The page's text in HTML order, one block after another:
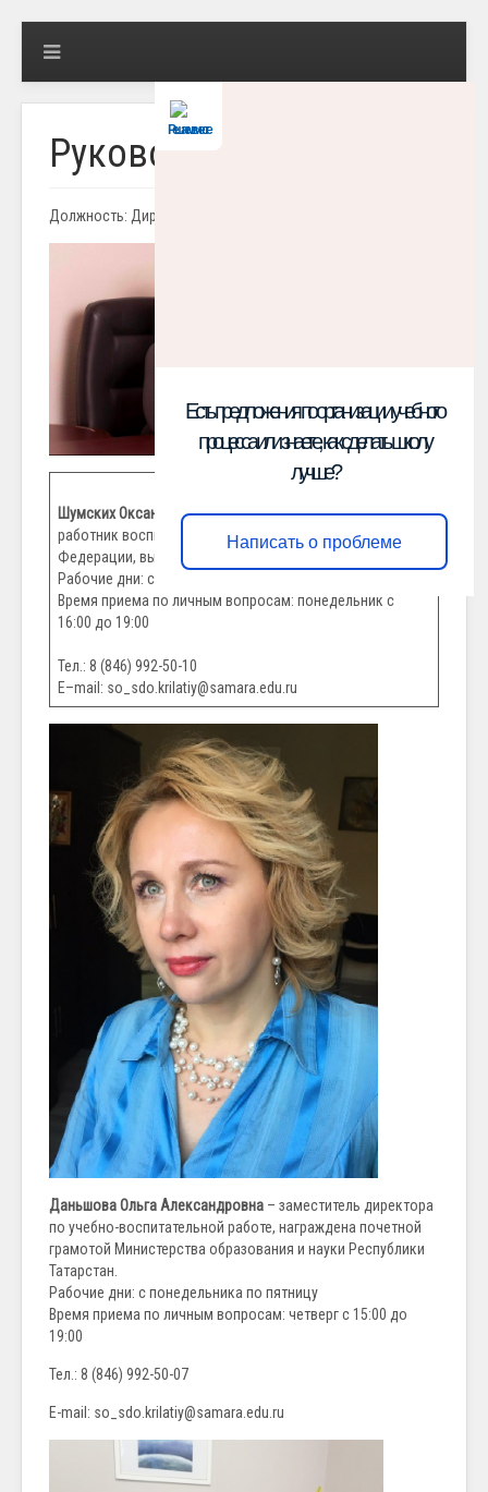
Решаем вместе
Есть предложения по организации учебного
процесса или знаете, как сделать школу
лучше?
Написать о проблеме
Руководство
Должность: Директор
Шумских Оксана Валериевна– директор, почетный
работник воспитания и просвещения Российской
Федерации, высшая категория.
Рабочие дни: с понедельника по пятницу.
Время приема по личным вопросам: понедельник с
16:00 до 19:00
Тел.: 8 (846) 992-50-10
E–mail: so_sdo.krilatiy@samara.edu.ru
Даньшова Ольга Александровна – заместитель директора
по учебно-воспитательной работе, награждена почетной
грамотой Министерства образования и науки Республики
Татарстан.
Рабочие дни: с понедельника по пятницу
Время приема по личным вопросам: четверг с 15:00 до
19:00
Тел.: 8 (846) 992-50-07
E-mail: so_sdo.krilatiy@samara.edu.ru